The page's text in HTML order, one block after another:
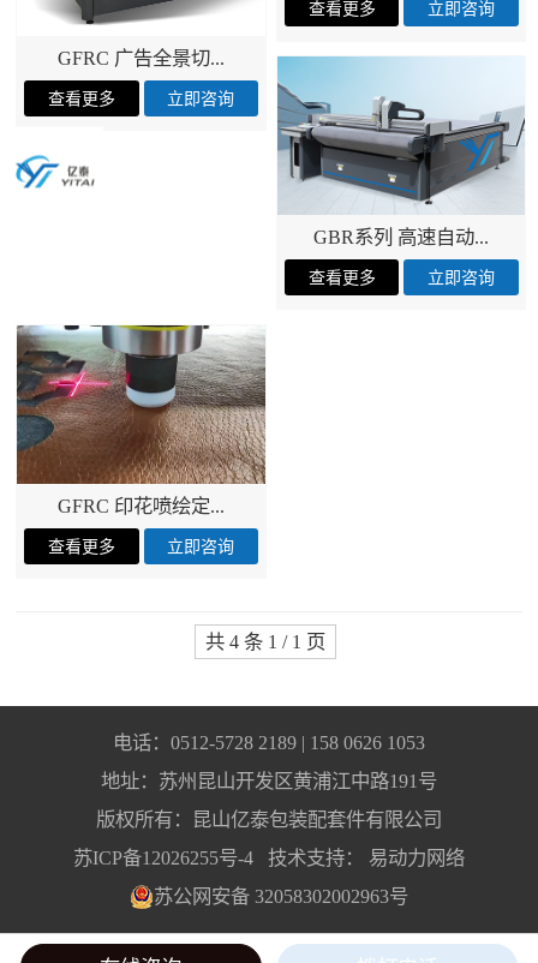
GFRC 广告全景切...
GBR系列 高速自动...
GFRC 印花喷绘定...
共 4 条 1 / 1 页
电话：0512-5728 2189 | 158 0626 1053
地址：苏州昆山开发区黄浦江中路191号
版权所有：昆山亿泰包装配套件有限公司
苏ICP备12026255号-4技术支持： 易动力网络
苏公网安备 32058302002963号